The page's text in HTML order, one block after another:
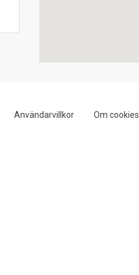
Användarvillkor Om cookies